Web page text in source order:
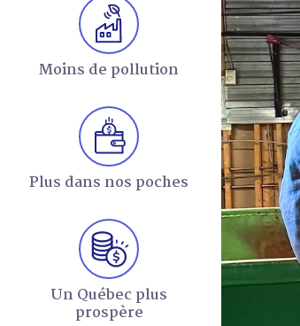
Moins de pollution
Plus dans nos poches
Un Québec plus
prospère